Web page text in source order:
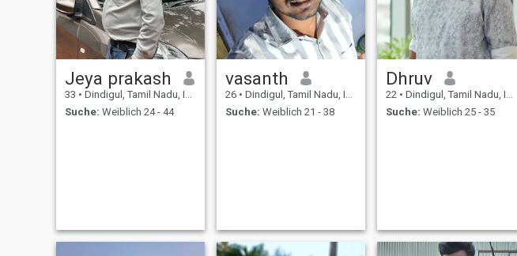
Jeya prakash
33 • Dindigul, Tamil Nadu, Indien
Suche: Weiblich 24 - 44
vasanth
26 • Dindigul, Tamil Nadu, Indien
Suche: Weiblich 21 - 38
Dhruv
22 • Dindigul, Tamil Nadu, Indien
Suche: Weiblich 25 - 35